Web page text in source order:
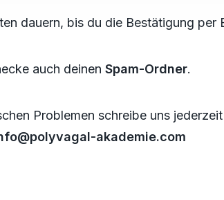
dauern, bis du die Bestätigung per
auch deinen Spam-Ordner.
Problemen schreibe uns jederzeit
akademie.com